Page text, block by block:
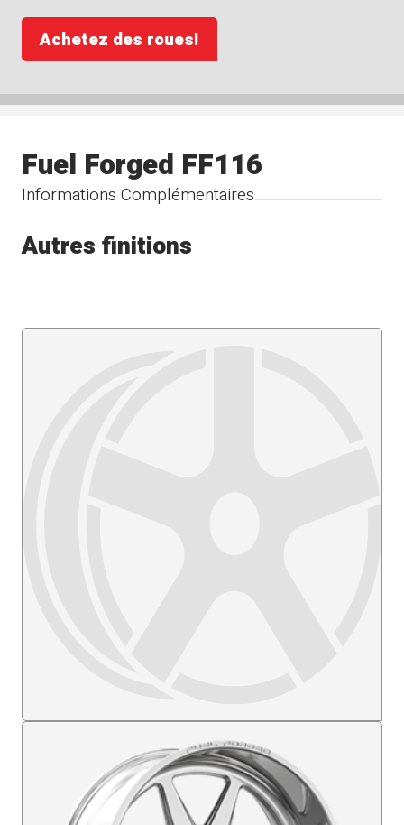
Achetez des roues!
Informations Complémentaires
Fuel Forged FF116
Autres finitions